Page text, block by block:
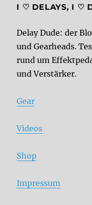
I ♡ DELAYS, I ♡
Delay Dude: der
und Gearheads.
rund um
und Verstärker.
Gear
Videos
Shop
Impressum